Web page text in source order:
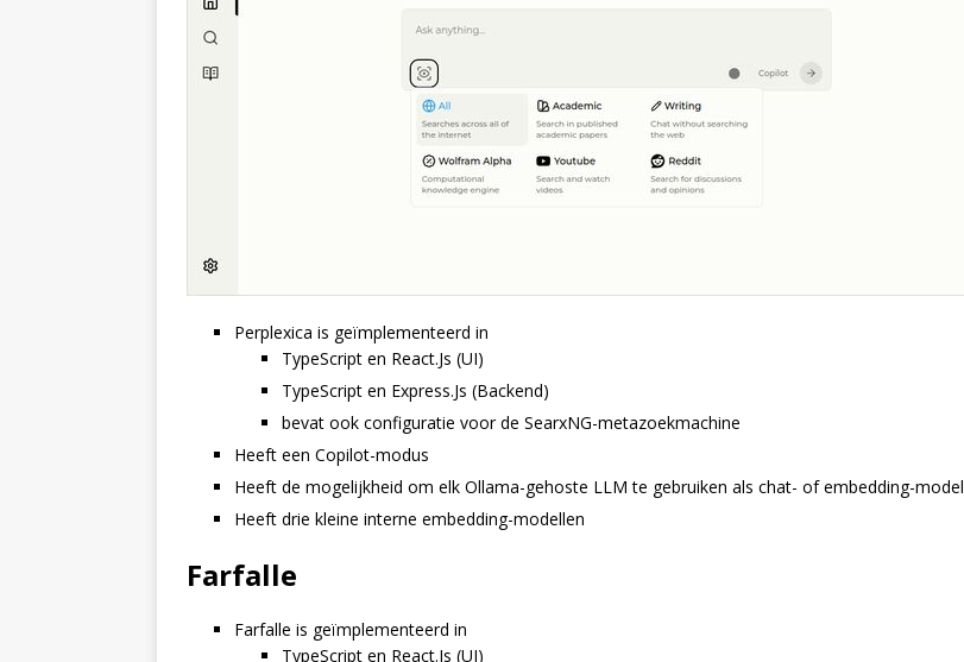
Perplexica is geïmplementeerd in
TypeScript en React.Js (UI)
TypeScript en Express.Js (Backend)
bevat ook configuratie voor de SearxNG-metazoekmachine
Heeft een Copilot-modus
Heeft de mogelijkheid om elk Ollama-gehoste LLM te gebruiken als chat- of embedding-model
Heeft drie kleine interne embedding-modellen
Farfalle
Farfalle is geïmplementeerd in
TypeScript en React.Js (UI)